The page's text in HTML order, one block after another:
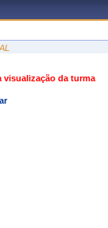
visualização da turma